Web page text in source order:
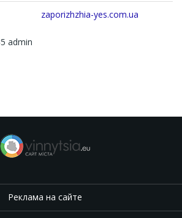
zaporizhzhia-yes.com.ua
admin
Реклама на сайте